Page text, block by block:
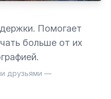
Помогает
больше от их
друзьями —